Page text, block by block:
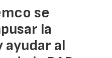
se
la
ayudar al